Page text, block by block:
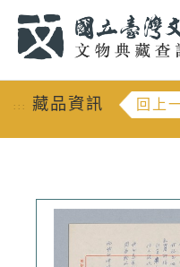
::: 藏品資訊 回上